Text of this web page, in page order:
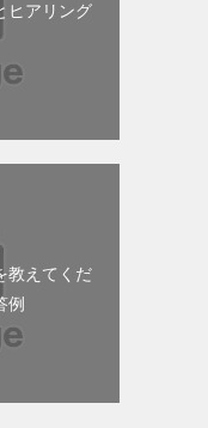
ヒアリング
教えてくだ
例